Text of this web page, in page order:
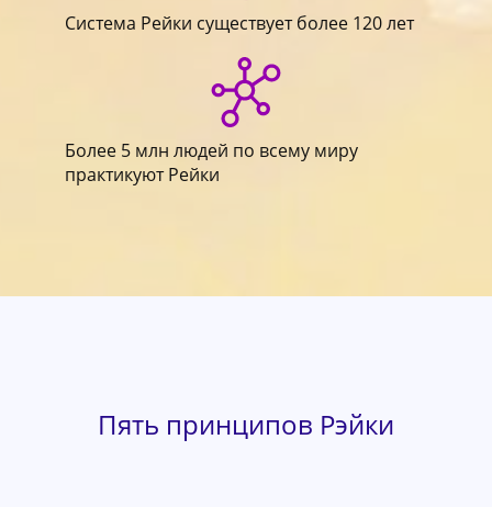
Система Рейки существует более 120 лет
Более 5 млн людей по всему миру
практикуют Рейки
Пять принципов Рэйки